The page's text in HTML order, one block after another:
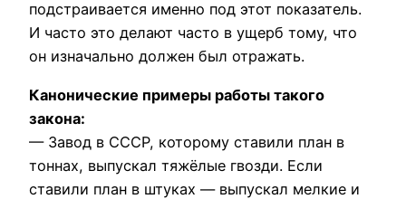
подстраивается именно под этот показатель.
И часто это делают часто в ущерб тому, что
он изначально должен был отражать.
Канонические примеры работы такого
закона:
— Завод в СССР, которому ставили план в
тоннах, выпускал тяжёлые гвозди. Если
ставили план в штуках — выпускал мелкие и